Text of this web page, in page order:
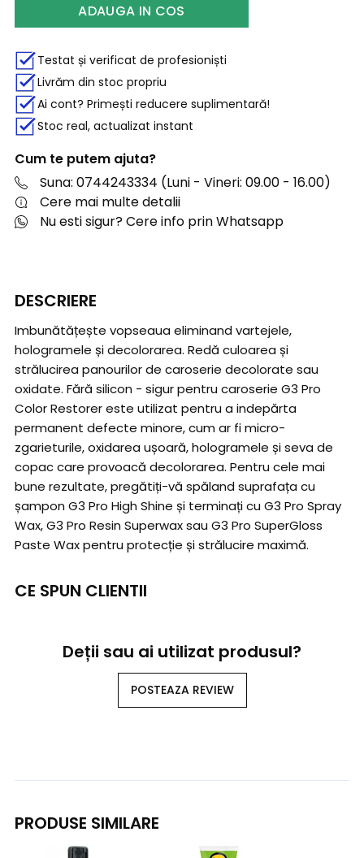
ADAUGA IN COS
Testat și verificat de profesioniști
Livrăm din stoc propriu
Ai cont? Primești reducere suplimentară!
Stoc real, actualizat instant
Cum te putem ajuta?
Suna: 0744243334 (Luni - Vineri: 09.00 - 16.00)
Cere mai multe detalii
Nu esti sigur? Cere info prin Whatsapp
DESCRIERE
Imbunătățește vopseaua eliminand vartejele,
hologramele și decolorarea. Redă culoarea și
strălucirea panourilor de caroserie decolorate sau
oxidate. Fără silicon - sigur pentru caroserie G3 Pro
Color Restorer este utilizat pentru a indepărta
permanent defecte minore, cum ar fi micro-
zgarieturile, oxidarea ușoară, hologramele și seva de
copac care provoacă decolorarea. Pentru cele mai
bune rezultate, pregătiți-vă spăland suprafața cu
șampon G3 Pro High Shine și terminați cu G3 Pro Spray
Wax, G3 Pro Resin Superwax sau G3 Pro SuperGloss
Paste Wax pentru protecție și strălucire maximă.
CE SPUN CLIENTII
Deții sau ai utilizat produsul?
POSTEAZA REVIEW
PRODUSE SIMILARE